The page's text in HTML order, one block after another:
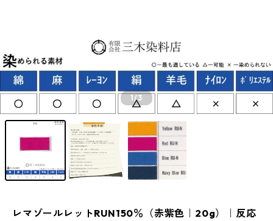
1/3
レマゾールレットRUN150％（赤紫色｜20g）｜反応